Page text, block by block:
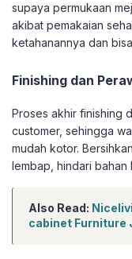
supaya permukaan
akibat pemakaian
ketahanannya dan
Finishing dan
Proses akhir finishing
customer, sehingga
mudah kotor.
lembap, hindari bahan
Also Read:
cabinet Furniture